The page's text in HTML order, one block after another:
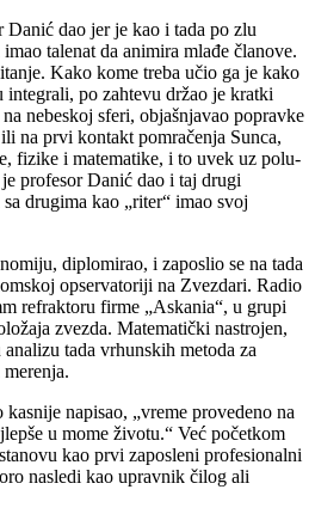
dao jer je kao i tada po zlu
talenat da animira mlađe članove.
Kako kome treba učio ga je kako
integrali, po zahtevu držao je kratki
nebeskoj sferi, objašnjavao popravke
na prvi kontakt pomračenja Sunca,
fizike i matematike, i to uvek uz polu-
profesor Danić dao i taj drugi
drugima kao „riter“ imao svoj
diplomirao, i zaposlio se na tada
opservatoriji na Zvezdari. Radio
refraktoru firme „Askania“, u grupi
zvezda. Matematički nastrojen,
tada vrhunskih metoda za
napisao, „vreme provedeno na
u mome životu.“ Već početkom
kao prvi zaposleni profesionalni
nasledi kao upravnik čilog ali